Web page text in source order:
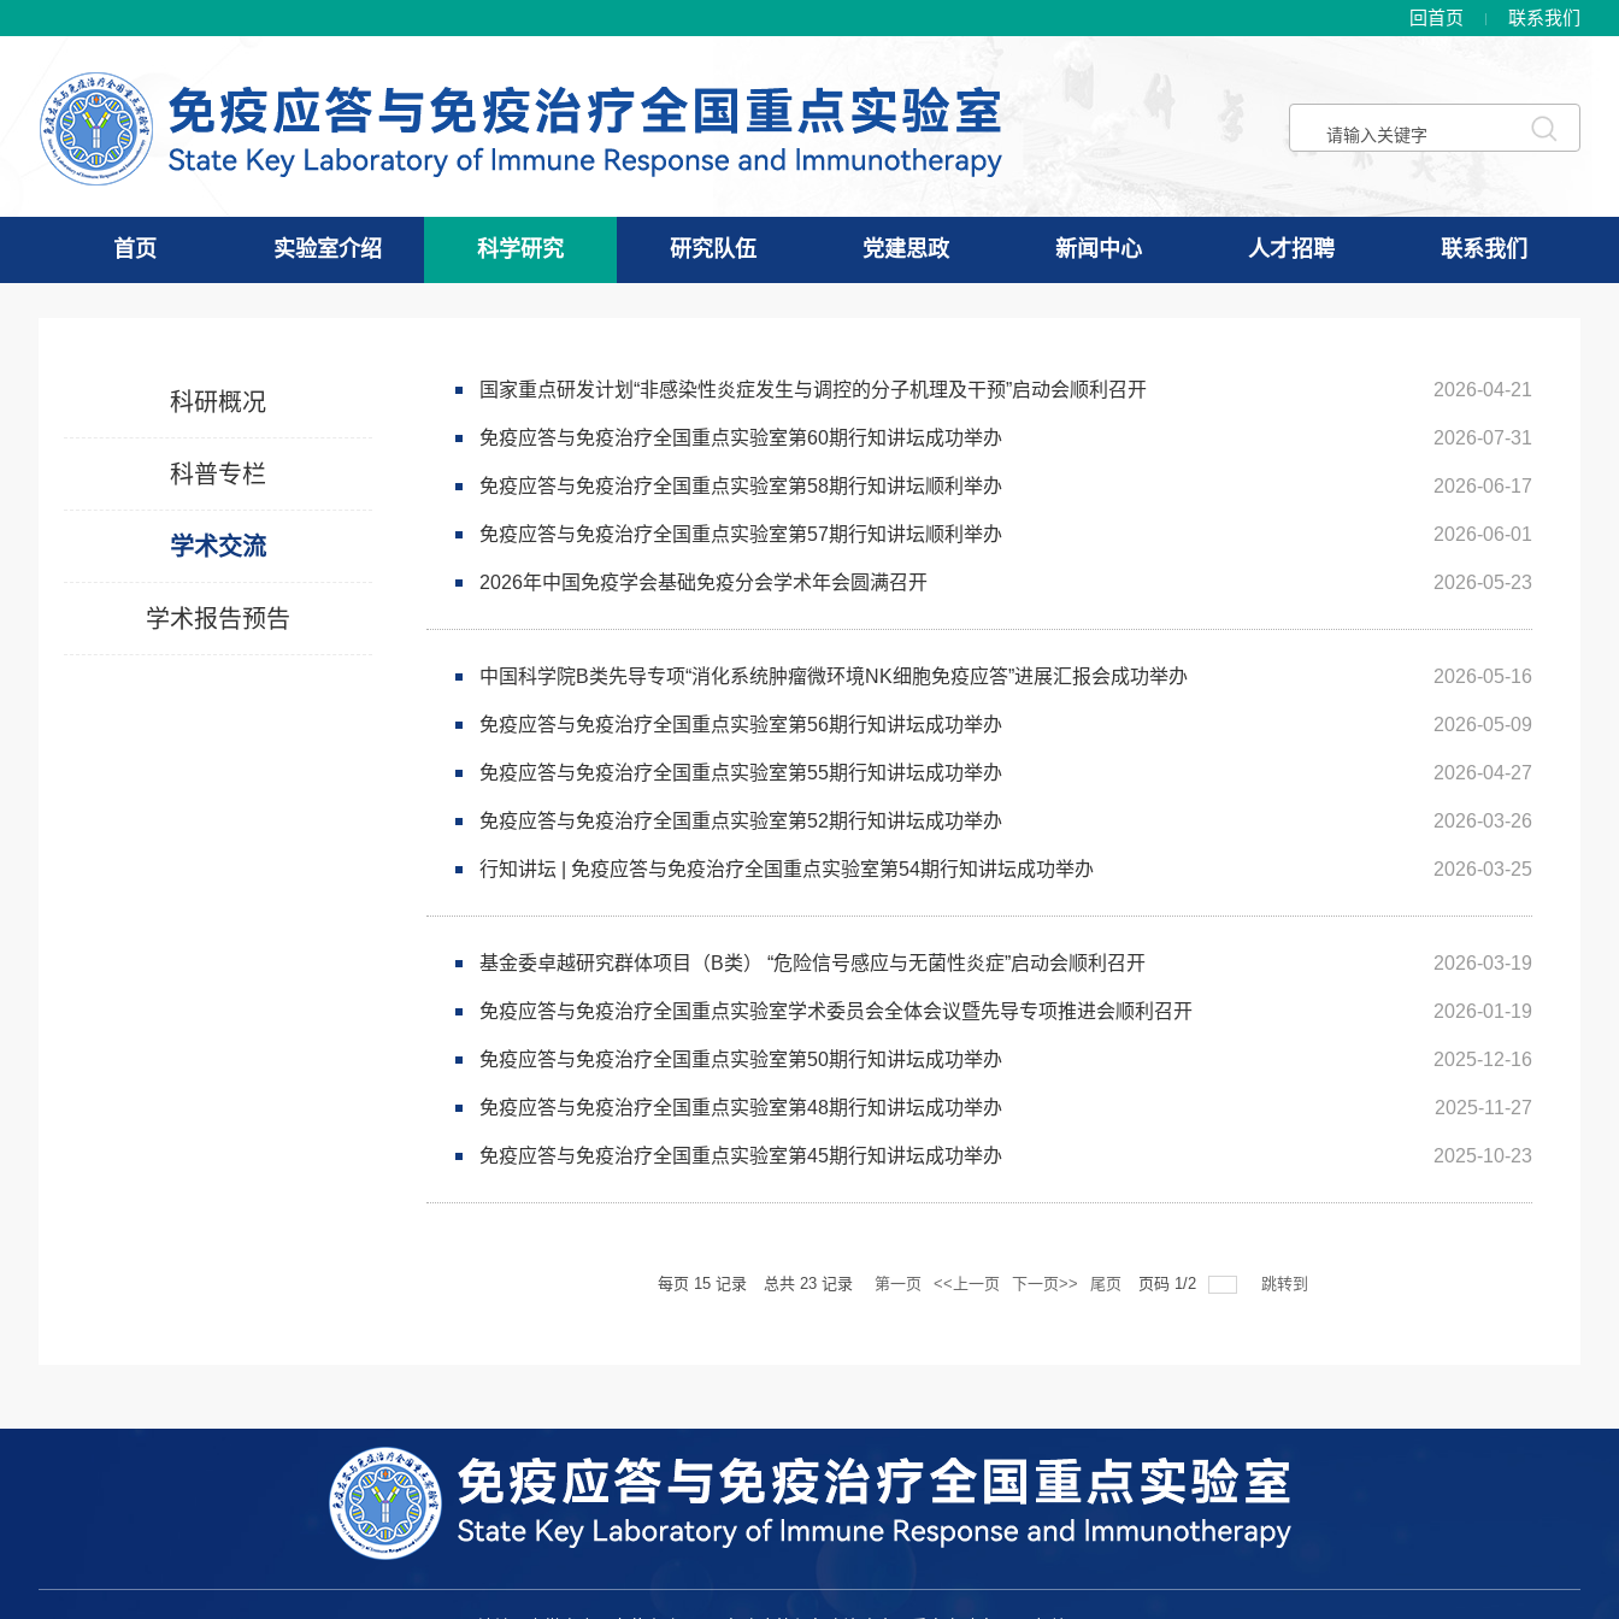
回首页 联系我们
首页 实验室介绍 科学研究 研究队伍 党建思政 新闻中心 人才招聘 联系我们
科研概况
科普专栏
学术交流
学术报告预告
国家重点研发计划“非感染性炎症发生与调控的分子机理及干预”启动会顺利召开 2026-04-21
免疫应答与免疫治疗全国重点实验室第60期行知讲坛成功举办 2026-07-31
免疫应答与免疫治疗全国重点实验室第58期行知讲坛顺利举办 2026-06-17
免疫应答与免疫治疗全国重点实验室第57期行知讲坛顺利举办 2026-06-01
2026年中国免疫学会基础免疫分会学术年会圆满召开 2026-05-23
中国科学院B类先导专项“消化系统肿瘤微环境NK细胞免疫应答”进展汇报会成功举办 2026-05-16
免疫应答与免疫治疗全国重点实验室第56期行知讲坛成功举办 2026-05-09
免疫应答与免疫治疗全国重点实验室第55期行知讲坛成功举办 2026-04-27
免疫应答与免疫治疗全国重点实验室第52期行知讲坛成功举办 2026-03-26
行知讲坛 | 免疫应答与免疫治疗全国重点实验室第54期行知讲坛成功举办 2026-03-25
基金委卓越研究群体项目（B类） “危险信号感应与无菌性炎症”启动会顺利召开 2026-03-19
免疫应答与免疫治疗全国重点实验室学术委员会全体会议暨先导专项推进会顺利召开 2026-01-19
免疫应答与免疫治疗全国重点实验室第50期行知讲坛成功举办 2025-12-16
免疫应答与免疫治疗全国重点实验室第48期行知讲坛成功举办 2025-11-27
免疫应答与免疫治疗全国重点实验室第45期行知讲坛成功举办 2025-10-23
每页 15记录 总共 23记录 第一页 <<上一页 下一页>> 尾页 页码 1/2 跳转到